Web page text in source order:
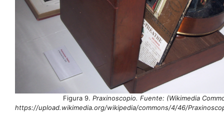
Figura 9. Praxinoscopio. Fuente: (Wikimedia
https://upload.wikimedia.org/wikipedia/commons/4/46/